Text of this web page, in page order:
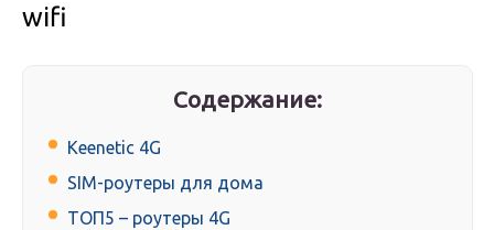
wifi
Содержание:
Keenetic 4G
SIM-роутеры для дома
ТОП5 – роутеры 4G